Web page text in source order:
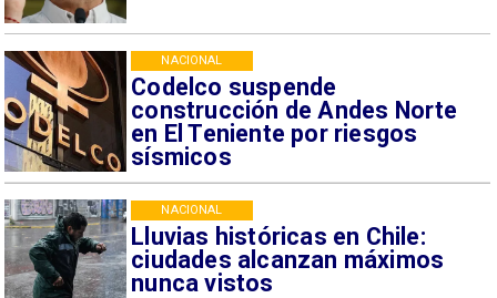
Codelco suspende
construcción de Andes Norte
en El Teniente por riesgos
sísmicos
NACIONAL
Lluvias históricas en Chile:
ciudades alcanzan máximos
nunca vistos
NACIONAL